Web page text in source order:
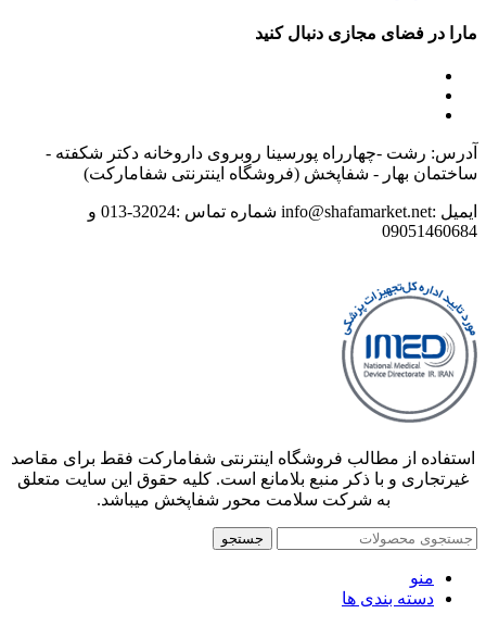
مارا در فضای مجازی دنبال کنید
آدرس: رشت -چهارراه پورسینا روبروی داروخانه دکتر شکفته -
ساختمان بهار - شفاپخش (فروشگاه اینترنتی شفامارکت)
ایمیل :info@shafamarket.net شماره تماس :32024-013 و
09051460684
استفاده از مطالب فروشگاه اینترنتی شفامارکت فقط برای مقاصد
غیرتجاری و با ذکر منبع بلامانع است. کلیه حقوق این سایت متعلق
به شرکت سلامت محور شفاپخش میباشد.
جستجو
منو
دسته بندی ها